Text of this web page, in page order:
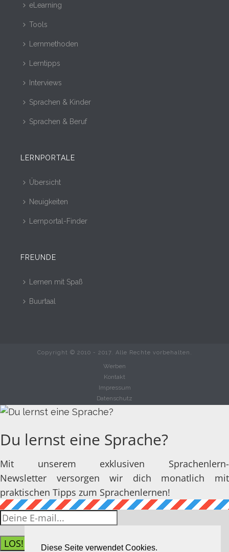
Diese Seite verwendet Cookies.
eLearning
Tools
Lernmethoden
Lerntipps
Interviews
Sprachen & Kinder
Sprachen & Beruf
LERNPORTALE
Übersicht
Neuigkeiten
Lernportal-Finder
FREUNDE
Lernen mit Spaß
Buurtaal
Copyright © 2010 - 2017. Alle Rechte vorbehalten.
Werben
Kontakt
Impressum
Datenschutz
Du lernst eine Sprache?
Mit unserem exklusiven Sprachenlern-
Newsletter versorgen wir dich monatlich mit
praktischen Tipps zum Sprachenlernen!
LOS!